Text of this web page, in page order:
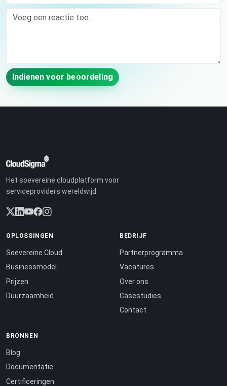
Comment
Indienen voor beoordeling
Het soevereine cloudplatform voor
serviceproviders wereldwijd.
OPLOSSINGEN
Soevereine Cloud
Businessmodel
Prijzen
Duurzaamheid
BEDRIJF
Partnerprogramma
Vacatures
Over ons
Casestudies
Contact
BRONNEN
Blog
Documentatie
Certificeringen